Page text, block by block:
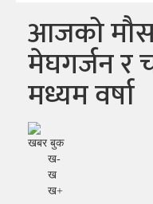
आजको
मेघगर्जन र
मध्यम वर्षा
खबर बुक
ख-
ख
ख+